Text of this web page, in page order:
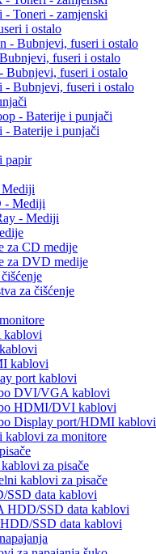
- Toneri - zamjenski
i ostalo
- Bubnjevi, fuseri i ostalo
fuseri i ostalo
Bubnjevi, fuseri i ostalo
- Bubnjevi, fuseri i ostalo
- Baterije i punjači
- Baterije i punjači
papir
- Mediji
- Mediji
za CD medije
za DVD medije
za čišćenje
kablovi
port kablovi
DVI/VGA kablovi
HDMI/DVI kablovi
Display port/HDMI kablovi
kablovi za monitore
za pisače
kablovi za pisače
SSD data kablovi
HDD/SSD data kablovi
SSD data kablovi